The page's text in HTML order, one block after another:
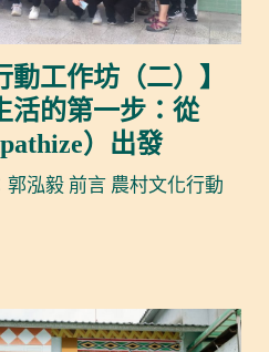
動工作坊（二）】
活的第一步：從
）出發
泓毅 前言 農村文化行動